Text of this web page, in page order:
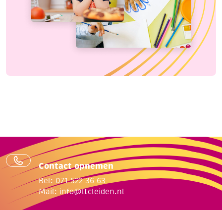
Contact opnemen
Bel: 071 522 36 63
Mail: info@ltcleiden.nl